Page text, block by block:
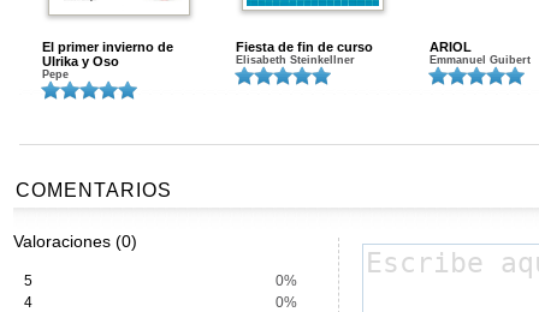
El primer invierno de
Ulrika y Oso
Pepe
Fiesta de fin de curso
Elisabeth Steinkellner
ARIOL
Emmanuel Guibert
COMENTARIOS
Valoraciones (0)
5
0%
4
0%